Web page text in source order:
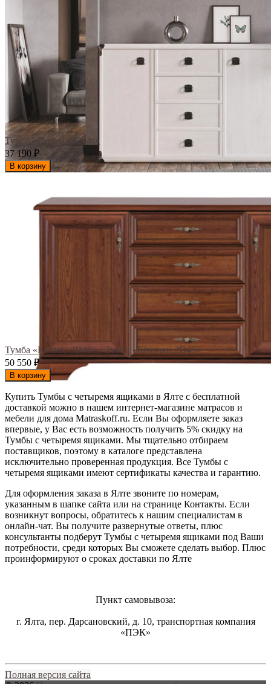
Тумба «Индиана 2d4s»
37 190 ₽
В корзину
Тумба «Kentaki 2D4S» / Тумба «Кентаки 2D4S»
50 550 ₽
В корзину
Купить Тумбы с четыремя ящиками в Ялте с бесплатной
доставкой можно в нашем интернет-магазине матрасов и
мебели для дома Matraskoff.ru. Если Вы оформляете заказ
впервые, у Вас есть возможность получить 5% скидку на
Тумбы с четыремя ящиками. Мы тщательно отбираем
поставщиков, поэтому в каталоге представлена
исключительно проверенная продукция. Все Тумбы с
четыремя ящиками имеют сертификаты качества и гарантию.
Для оформления заказа в Ялте звоните по номерам,
указанным в шапке сайта или на странице Контакты. Если
возникнут вопросы, обратитесь к нашим специалистам в
онлайн-чат. Вы получите развернутые ответы, плюс
консультанты подберут Тумбы с четыремя ящиками под Ваши
потребности, среди которых Вы сможете сделать выбор. Плюс
проинформируют о сроках доставки по Ялте
Пункт самовывоза:
г. Ялта, пер. Дарсановский, д. 10, транспортная компания
«ПЭК»
Полная версия сайта